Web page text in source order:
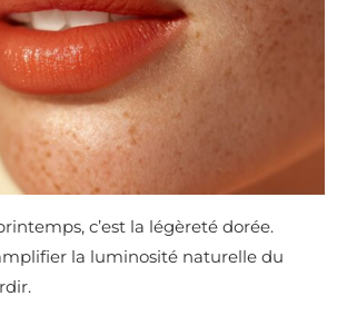
c’est la légèreté dorée.
la luminosité naturelle du